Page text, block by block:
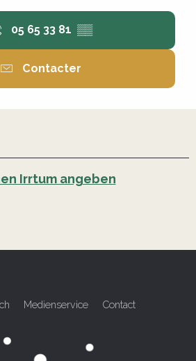
05 65 33 81 ▒▒
Contacter
Irrtum angeben
Medienservice Contact